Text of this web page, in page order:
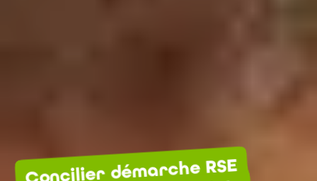
Concilier démarche RSE